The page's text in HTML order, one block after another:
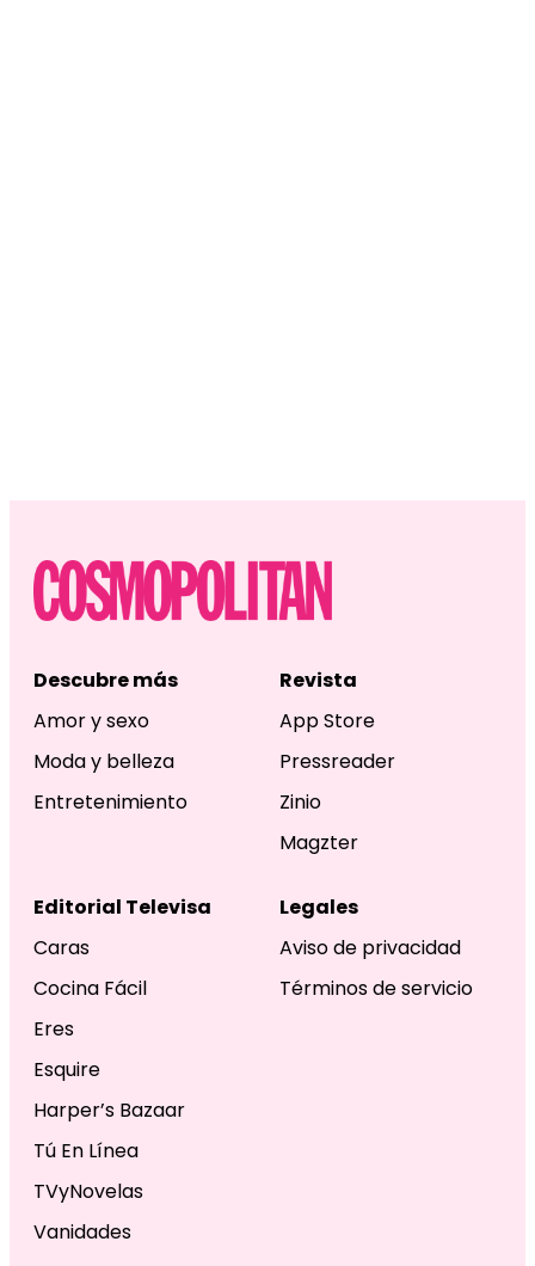
Descubre más
Amor y sexo
Moda y belleza
Entretenimiento
Revista
App Store
Pressreader
Zinio
Magzter
Editorial Televisa
Caras
Cocina Fácil
Eres
Esquire
Harper’s Bazaar
Tú En Línea
TVyNovelas
Vanidades
Legales
Aviso de privacidad
Términos de servicio